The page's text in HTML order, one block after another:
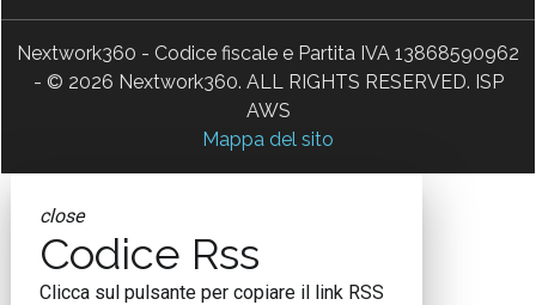
Nextwork360 - Codice fiscale e Partita IVA 13868590962
- © 2026 Nextwork360. ALL RIGHTS RESERVED. ISP
AWS
Mappa del sito
close
Codice Rss
Clicca sul pulsante per copiare il link RSS